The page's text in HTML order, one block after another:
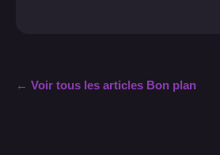
← Voir tous les articles Bon plan